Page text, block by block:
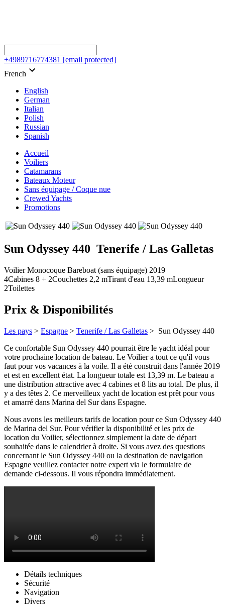
+4989716774381 [email protected]
French keyboard_arrow_down
English
German
Italian
Polish
Russian
Spanish
Accueil
Voiliers
Catamarans
Bateaux Moteur
Sans équipage / Coque nue
Crewed Yachts
Promotions
Sun Odyssey 440 Tenerife / Las Galletas
Voilier Monocoque Bareboat (sans équipage) 2019
4Cabines 8 + 2Couchettes 2,2 mTirant d'eau 13,39 mLongueur
2Toilettes
Prix & Disponibilités
Les pays > Espagne > Tenerife / Las Galletas > Sun Odyssey 440
Ce confortable Sun Odyssey 440 pourrait être le yacht idéal pour
votre prochaine location de bateau. Le Voilier a tout ce qu'il vous
faut pour vos vacances à la voile. Il a été construit dans l'année 2019
et est en excellent état. La longueur totale est 13,39 m. Le bateau a
une distribution attractive avec 4 cabines et 8 lits au total. De plus, il
y a des têtes 2. Ce merveilleux yacht de location est prêt pour vous
et amarré dans Marina del Sur dans Espagne.
Nous avons les meilleurs tarifs de location pour ce Sun Odyssey 440
de Marina del Sur. Pour vérifier la disponibilité et les prix de
location du Voilier, sélectionnez simplement la date de départ
souhaitée dans le calendrier à droite. Si vous avez des questions
concernant le Sun Odyssey 440 ou la destination de navigation
Espagne veuillez contacter notre expert via le formulaire de
demande ci-dessous. Il vous répondra immédiatement.
Détails techniques
Sécurité
Navigation
Divers